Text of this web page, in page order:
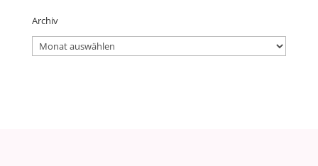
Archiv
Archiv